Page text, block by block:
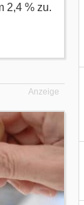
2,4 % zu.
Anzeige